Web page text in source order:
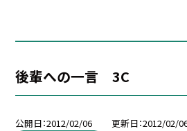
後輩への一言 3C
公開日 2012/02/06 更新日 2012/02/